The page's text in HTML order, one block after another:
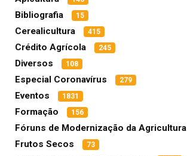
Bibliografia 15
Cerealicultura 415
Crédito Agrícola 245
Diversos 108
Especial Coronavírus 279
Eventos 1831
Formação 156
Fóruns de Modernização da Agricultura
Frutos Secos 73